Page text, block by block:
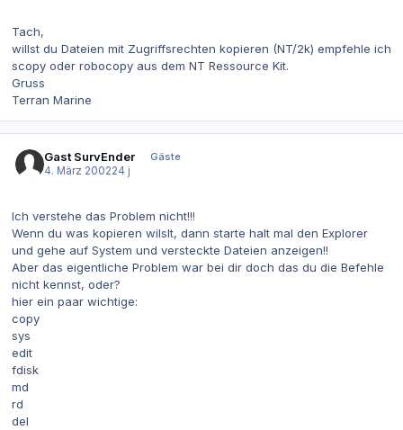
Tach,
willst du Dateien mit Zugriffsrechten kopieren (NT/2k) empfehle ich
scopy oder robocopy aus dem NT Ressource Kit.
Gruss
Terran Marine
Gast SurvEnder
Gäste
4. März 200224 j
Ich verstehe das Problem nicht!!!
Wenn du was kopieren wilslt, dann starte halt mal den Explorer
und gehe auf System und versteckte Dateien anzeigen!!
Aber das eigentliche Problem war bei dir doch das du die Befehle
nicht kennst, oder?
hier ein paar wichtige:
copy
sys
edit
fdisk
md
rd
del